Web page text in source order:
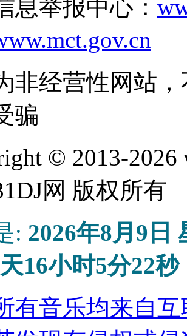
息举报中心：
非经营性网站
骗
© 2013-2026
网 版权所有
: 2026年8月9日
16小时5分22秒
有音乐均来自